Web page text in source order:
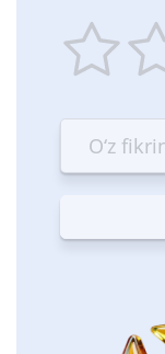
star
Terrible
—
Bad